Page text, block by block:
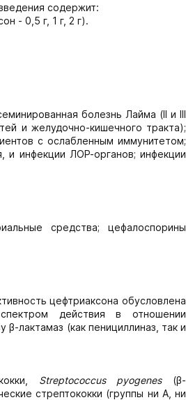
содержит:
- 0,5 г, 1 г, 2 г).
болезнь Лайма (II и III
и желудочно-кишечного тракта);
с ослабленным иммунитетом;
и инфекции ЛОР-органов; инфекции
средства; цефалоспорины
цефтриаксона обусловлена
действия в отношении
лактамаз (как пенициллиназ, так и
Streptococcus pyogenes(β-
стрептококки (группы ни А, ни